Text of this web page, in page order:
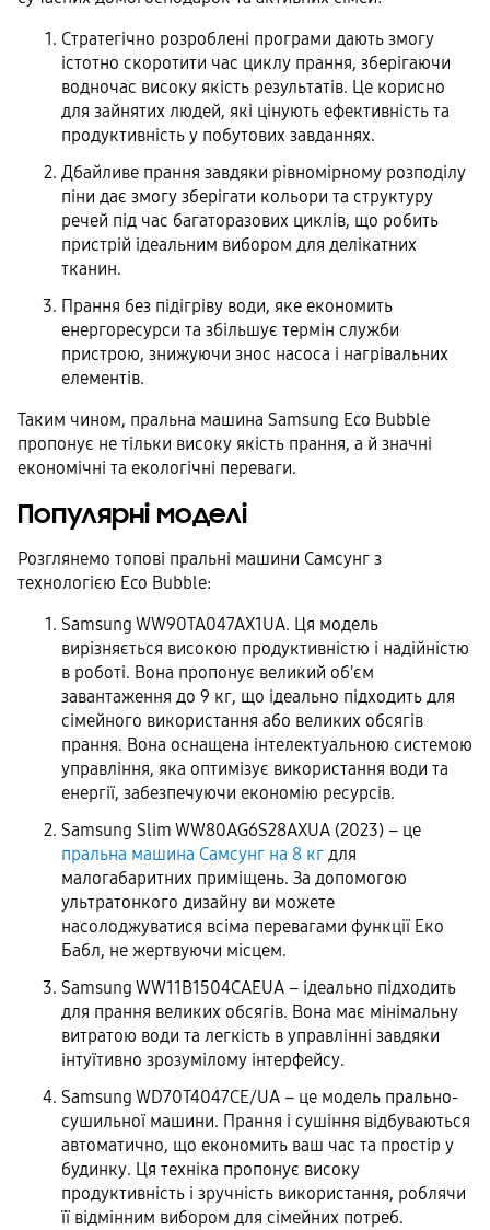
Стратегічно розроблені програми дають змогу
істотно скоротити час циклу прання, зберігаючи
водночас високу якість результатів. Це корисно
для зайнятих людей, які цінують ефективність та
продуктивність у побутових завданнях.
Дбайливе прання завдяки рівномірному розподілу
піни дає змогу зберігати кольори та структуру
речей під час багаторазових циклів, що робить
пристрій ідеальним вибором для делікатних
тканин.
Прання без підігріву води, яке економить
енергоресурси та збільшує термін служби
пристрою, знижуючи знос насоса і нагрівальних
елементів.
Таким чином, пральна машина Samsung Eco Bubble
пропонує не тільки високу якість прання, а й значні
економічні та екологічні переваги.
Популярні моделі
Розглянемо топові пральні машини Самсунг з
технологією Eco Bubble:
Samsung WW90TA047AX1UA. Ця модель
вирізняється високою продуктивністю і надійністю
в роботі. Вона пропонує великий об'єм
завантаження до 9 кг, що ідеально підходить для
сімейного використання або великих обсягів
прання. Вона оснащена інтелектуальною системою
управління, яка оптимізує використання води та
енергії, забезпечуючи економію ресурсів.
Samsung Slim WW80AG6S28AXUA (2023) – це
пральна машина Самсунг на 8 кг для
малогабаритних приміщень. За допомогою
ультратонкого дизайну ви можете
насолоджуватися всіма перевагами функції Еко
Бабл, не жертвуючи місцем.
Samsung WW11B1504CAEUA – ідеально підходить
для прання великих обсягів. Вона має мінімальну
витратою води та легкість в управлінні завдяки
інтуїтивно зрозумілому інтерфейсу.
Samsung WD70T4047CE/UA – це модель прально-
сушильної машини. Прання і сушіння відбуваються
автоматично, що економить ваш час та простір у
будинку. Ця техніка пропонує високу
продуктивність і зручність використання, роблячи
її відмінним вибором для сімейних потреб.